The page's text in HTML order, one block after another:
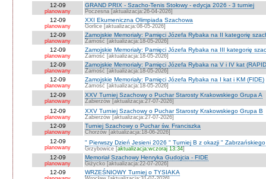
12-09
planowany
GRAND PRIX - Szacho-Tenis Stołowy - edycja 2026 - 3 turniej
Poczesna [aktualizacja:26-04-2026]
12-09
planowany
XXI Ekumeniczna Olimpiada Szachowa
Gorlice [aktualizacja:08-05-2026]
12-09
planowany
Zamojskie Memoriały: Pamięci Józefa Rybaka na II kategorię
Zamość [aktualizacja:18-05-2026]
12-09
planowany
Zamojskie Memoriały: Pamięci Józefa Rybaka na III kategorię
Zamość [aktualizacja:18-05-2026]
12-09
planowany
Zamojskie Memoriały: Pamięci Józefa Rybaka na V i IV kat
Zamość [aktualizacja:18-05-2026]
12-09
planowany
Zamojskie Memoriały: Pamięci Józefa Rybaka na I kat i KM (FIDE)
Zamość [aktualizacja:18-05-2026]
12-09
planowany
XXV Turniej Szachowy o Puchar Starosty Krakowskiego Grupa A
Zabierzów [aktualizacja:27-07-2026]
12-09
planowany
XXV Turniej Szachowy o Puchar Starosty Krakowskiego Grupa B
Zabierzów [aktualizacja:27-07-2026]
12-09
planowany
Turniej Szachowy o Puchar św. Franciszka
Chorzów [aktualizacja:18-06-2026]
12-09
planowany
" Pierwszy Dzień Jesieni 2026 " Turniej B z okazji "
Grzybowice [aktualizacja:wczoraj 13:34]
12-09
planowany
Memoriał Szachowy Henryka Gudojcia - FIDE
Giżycko [aktualizacja:22-07-2026]
12-09 WRZEŚNIOWY Turniej o TYSIAKA